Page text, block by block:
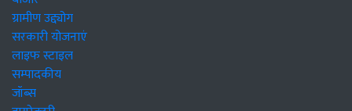
ग्रामीण उद्द्योग
सरकारी योजनाएं
लाइफ स्टाइल
सम्पादकीय
जॉब्स